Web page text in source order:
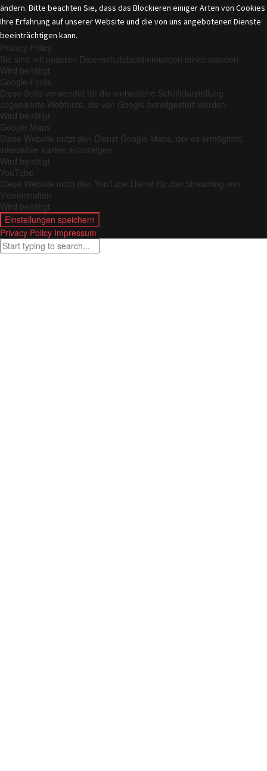
ändern. Bitte beachten Sie, dass das Blockieren einiger Arten von Cookies
Ihre Erfahrung auf unserer Website und die von uns angebotenen Dienste
beeinträchtigen kann.
Privacy Policy
Sie sind mit unseren Datenschutzbestimmungen einverstanden
Wird benötigt
Google Fonts
Diese Seite verwendet für die einheitliche Schriftdarstellung
sogenannte Webfonts, die von Google bereitgestellt werden.
Wird benötigt
Google Maps
Diese Website nutzt den Dienst Google Maps, der es ermöglicht,
interaktive Karten anzuzeigen.
Wird benötigt
YouTube
Diese Website nutzt den YouTube-Dienst für das Streaming von
Videoinhalten.
Wird benötigt
Einstellungen speichern
Privacy Policy Impressum